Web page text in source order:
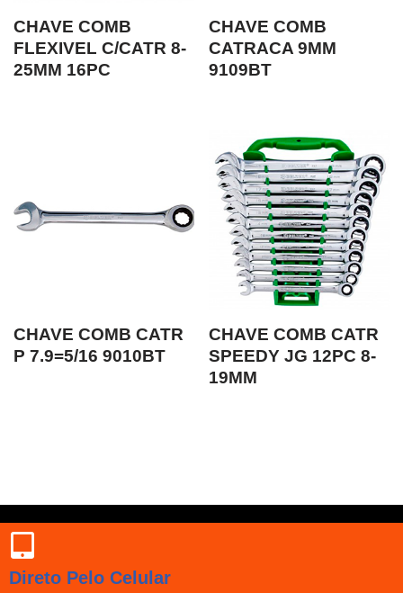
CHAVE COMB
FLEXIVEL C/CATR 8-
25MM 16PC
CHAVE COMB
CATRACA 9MM
9109BT
CHAVE COMB CATR
P 7.9=5/16 9010BT
CHAVE COMB CATR
SPEEDY JG 12PC 8-
19MM
Direto Pelo Celular